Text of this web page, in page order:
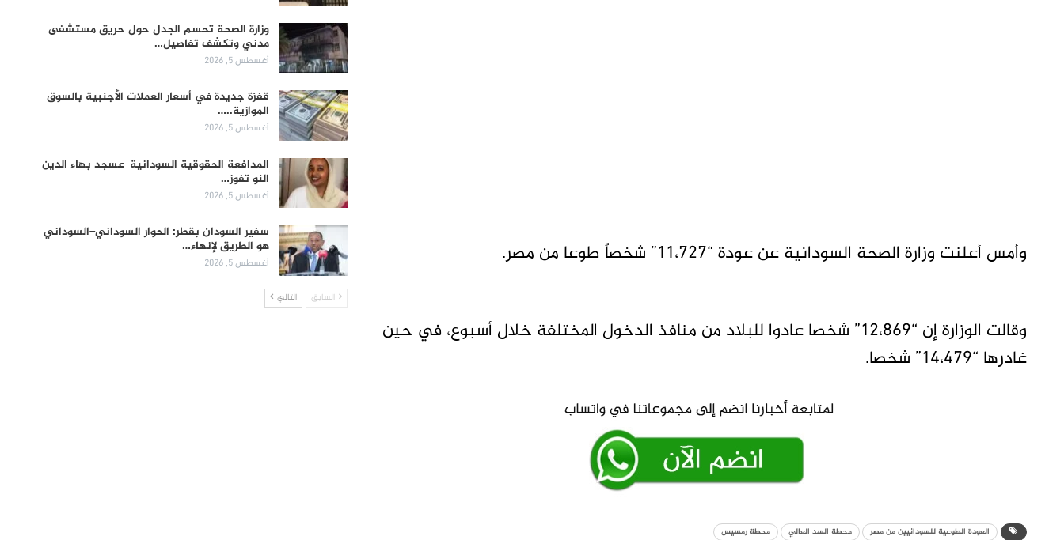
وأمس أعلنت وزارة الصحة السودانية عن عودة “11،727” شخصاً طوعا من مصر.
وقالت الوزارة إن “12،869” شخصا عادوا للبلاد من منافذ الدخول المختلفة خلال أسبوع، في حين
غادرها “14،479” شخصا.
العودة الطوعية للسودانيين من مصر محطة السد العالي محطة رمسيس
وزارة الصحة تحسم الجدل حول حريق مستشفى
مدني وتكشف تفاصيل…
أغسطس 5, 2026
قفزة جديدة في أسعار العملات الأجنبية بالسوق
الموازية..…
أغسطس 5, 2026
المدافعة الحقوقية السودانية عسجد بهاء الدين
النو تفوز…
أغسطس 5, 2026
سفير السودان بقطر: الحوار السوداني–السوداني
هو الطريق لإنهاء…
أغسطس 5, 2026
السابق التالي